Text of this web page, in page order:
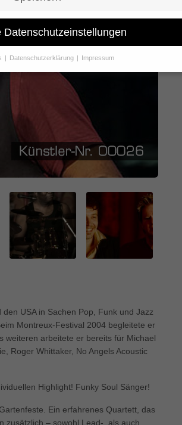
USA in Sachen Pop, Funk und Jazz
Montreux-Festival 2004 begleitete er
weiteren arbeitete er bereits für Michael
Roger Whittaker, No Angels Acoustic
Highlight! Funky Soul Sänger!
Ein erfahrenes Quartett, das
zusätzlich – sowohl Lead-, als auch
Datenschutzeinstellungen
Datenschutzerklärung Impressum
und Ihre Zustimmung zu freiwilligen Diensten
Erziehungsberechtigten um Erlaubnis bitten.
Technologien auf unserer Website. Einige
andere uns helfen, diese Website und Ihre
Daten können verarbeitet werden
Anzeigen und Inhalte oder Anzeigen-
über die Verwendung Ihrer Daten
.
geben oder sich weitere Informationen
Cookies auswählen.
Funktionen und sind für die einwandfreie
Informationen anzeigen
Informationen anzeigen